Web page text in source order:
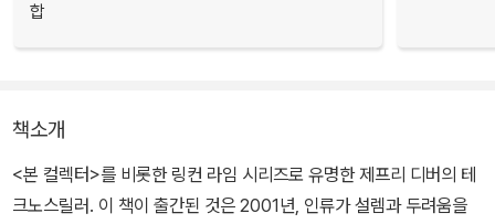
합
책소개
<본 컬렉터>를 비롯한 링컨 라임 시리즈로 유명한 제프리 디버의 테
크노스릴러. 이 책이 출간된 것은 2001년, 인류가 설렘과 두려움을